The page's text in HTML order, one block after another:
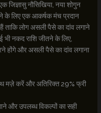
जिज्ञासु नौसिखिया, नया शोगुन
के लिए एक आकर्षक मंच प्रदान
लोग असली पैसे का दांव लगाने
नकद राशि जीतने के लिए,
होंगे और असली पैसे का दांव लगाना
मज़े करें और अतिरिक्त 29% फ्री
और उपलब्ध विकल्पों का सही